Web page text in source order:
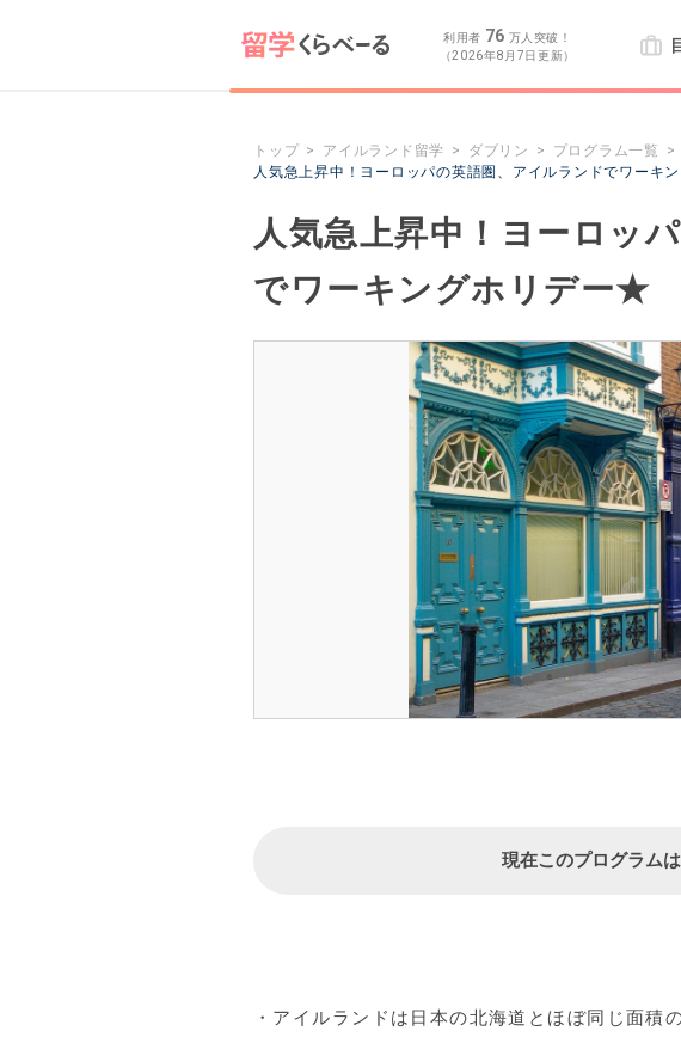
利用者 76 万人突破！
（2026年8月7日更新）
トップ アイルランド留学 ダブリン
プログラム一覧
人気急上昇中！ヨーロッパの英語圏、アイルランドでワーキ
人気急上昇中！ヨーロッ
でワーキングホリデー★
現在このプログラム
・アイルランドは日本の北海道とほぼ同じ面積